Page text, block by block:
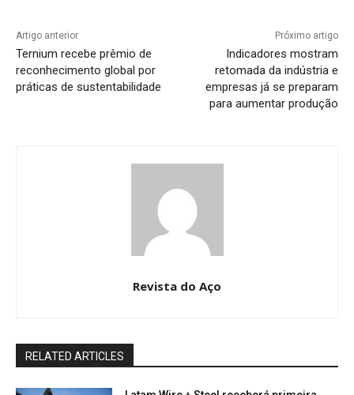
Artigo anterior
Ternium recebe prêmio de
reconhecimento global por
práticas de sustentabilidade
Próximo artigo
Indicadores mostram
retomada da indústria e
empresas já se preparam
para aumentar produção
Revista do Aço
RELATED ARTICLES